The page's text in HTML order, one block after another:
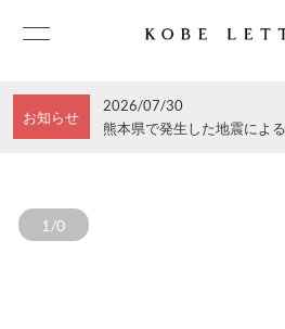
お知らせ
2026/07/30
熊本県で発生した地震によ
1/0